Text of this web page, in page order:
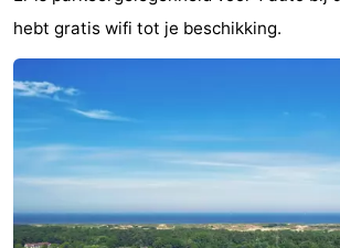
Musea
Monumenten
-
Uitkijkpunten
Attracties
Rondvaarten
-
hebt gratis wifi tot je beschikking.